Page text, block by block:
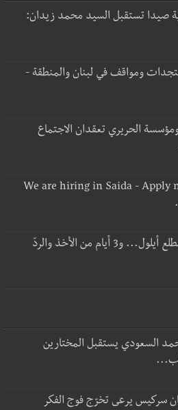
صيدا تستقبل السيد محمد زيدان:
ومواقف في لبنان والمنطقة -
الحريري تعقدان الاجتماع
We are hiring in Saida - Apply
جولة ثامنة مطلع أيلول... و3 أيام من الأخذ والردّ
السعودي يستقبل المختارين
سركيس يرعى تخرّج فوج الفكر